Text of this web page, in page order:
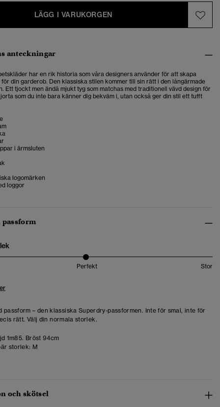
LÄGG I VARUKORGEN
anteckningar
har en rik historia som våra designers använder för att skapa
din garderob. Den klassiska stilen kommer till sin rätt i den långärmade
Ett tjockt men ändå mjukt tyg som matchas med traditionell vävd design för
som du inte bara känner dig bekväm i, utan också ger din stil ett tufft
i ärmsluten
logomärken
loggor
Perfekt Stor
passform – den klassiska Superdry-passformen. Inte för smal, inte för
rätt. Välj din normala storlek.
1m85. Bröst 94cm
storlek: M
och skötsel